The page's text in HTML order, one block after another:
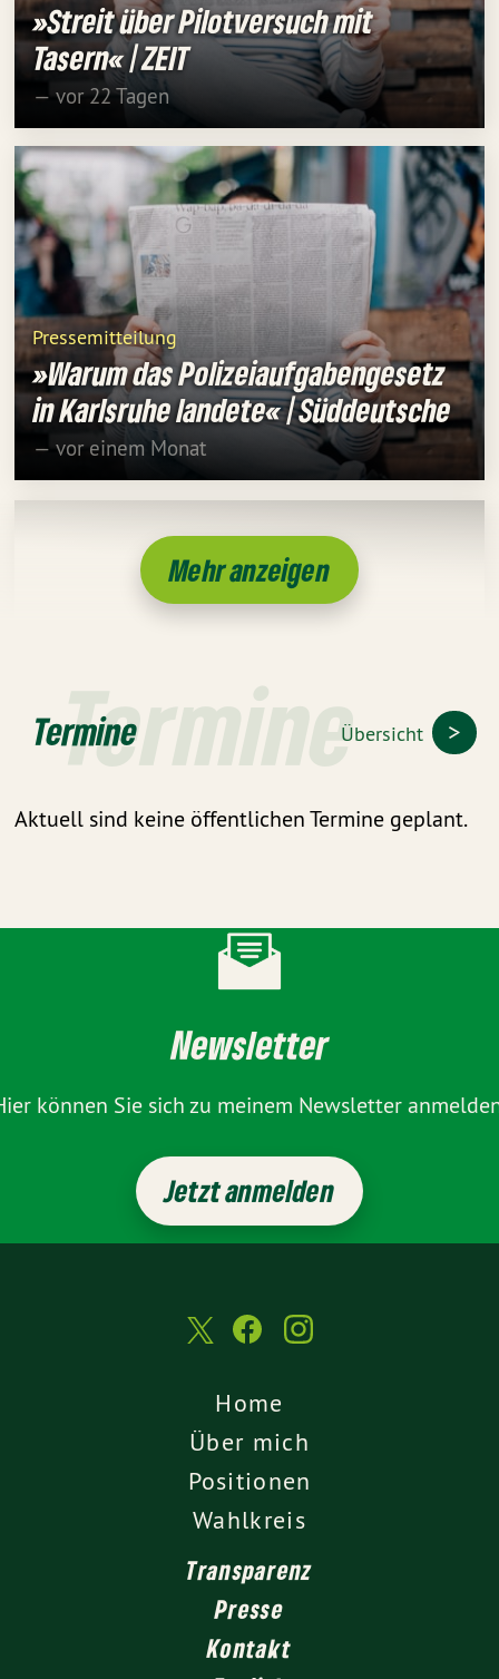
»Streit über Pilotversuch mit
Tasern« | ZEIT
— vor 22 Tagen
Pressemitteilung
»Warum das Polizeiaufgabengesetz
in Karlsruhe landete« | Süddeutsche
— vor einem Monat
Mehr anzeigen
Termine
TermineÜbersicht
Aktuell sind keine öffentlichen Termine geplant.
Newsletter
können Sie sich zu meinem Newsletter
Jetzt anmelden
Home
Über mich
Positionen
Wahlkreis
Transparenz
Presse
Kontakt